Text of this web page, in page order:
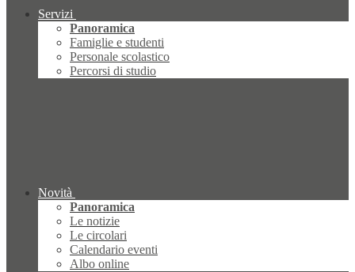
Servizi
Panoramica
Famiglie e studenti
Personale scolastico
Percorsi di studio
Novità
Panoramica
Le notizie
Le circolari
Calendario eventi
Albo online